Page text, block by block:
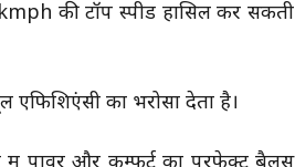
की टॉप स्पीड हासिल कर सकती
का भरोसा देता है।